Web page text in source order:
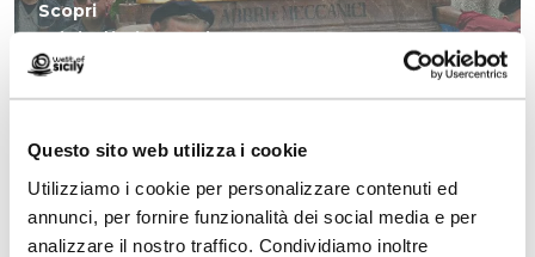
Questo sito web utilizza i cookie
Utilizziamo i cookie per personalizzare contenuti ed
annunci, per fornire funzionalità dei social media e per
analizzare il nostro traffico. Condividiamo inoltre
Scopri
Riti di rinascita
E durante le altre stagioni?